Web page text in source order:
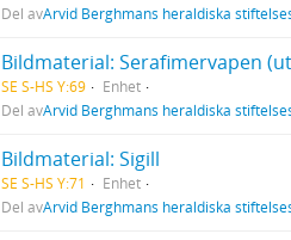
Del avArvid Berghmans heraldiska
Bildmaterial: Serafimervapen
SE S-HS Y:69
Enhet
Del avArvid Berghmans heraldiska
Bildmaterial: Sigill
SE S-HS Y:71
Enhet
Del avArvid Berghmans heraldiska